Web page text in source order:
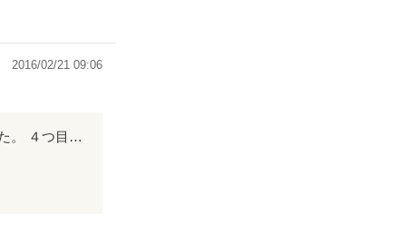
2016/02/21 09:06
西上係長がかっこよすぎて…………… 最後の方はもうきゅんきゅんして読みました。 ４つ目のお願いは笑ってしまいました。 課長の今後がすごく気になります（笑） 面白さと切なさと混ざりあってて読んでて飽きなかったです。 久しぶりにハマった作品でした。 完結おめでとうございます。 素敵な作品をありがとうございました！